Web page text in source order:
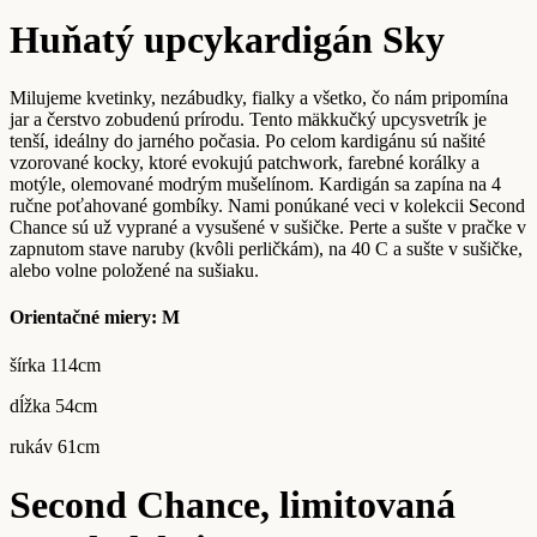
Huňatý upcykardigán Sky
Milujeme kvetinky, nezábudky, fialky a všetko, čo nám pripomína
jar a čerstvo zobudenú prírodu. Tento mäkkučký upcysvetrík je
tenší, ideálny do jarného počasia. Po celom kardigánu sú našité
vzorované kocky, ktoré evokujú patchwork, farebné korálky a
motýle, olemované modrým mušelínom. Kardigán sa zapína na 4
ručne poťahované gombíky. Nami ponúkané veci v kolekcii Second
Chance sú už vyprané a vysušené v sušičke. Perte a sušte v pračke v
zapnutom stave naruby (kvôli perličkám), na 40 C a sušte v sušičke,
alebo volne položené na sušiaku.
Orientačné miery: M
šírka 114cm
dĺžka 54cm
rukáv 61cm
Second Chance, limitovaná